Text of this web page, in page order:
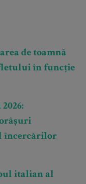
de toamnă
în funcție
încercărilor
italian al